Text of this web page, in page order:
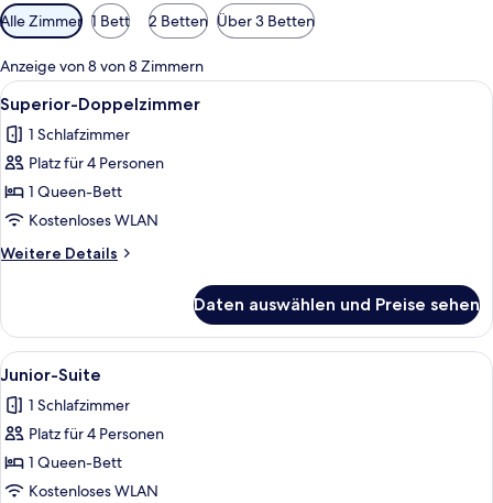
Verfügbare
Filter
für
Zimmer
Alle Zimmer 1 Bett 2 Betten Über 3 Betten
Anzeige von 8 von 8 Zimmern
Alle
Fotos
für
Superior-
Doppelzimmer
anzeigen
Ein Hotelzimmer mit Bett, Sofa,
21
Superior-Doppelzimmer
1 Schlafzimmer
Platz für 4 Personen
1 Queen-Bett
Kostenloses WLAN
Weitere Details
Weitere
Doppelzimmer
Daten auswählen und Preise sehen
Alle
Fotos
für
Junior-
Suite
anzeigen
Junior-Suite | Hochwertige
39
Junior-Suite
1 Schlafzimmer
Platz für 4 Personen
1 Queen-Bett
Kostenloses WLAN